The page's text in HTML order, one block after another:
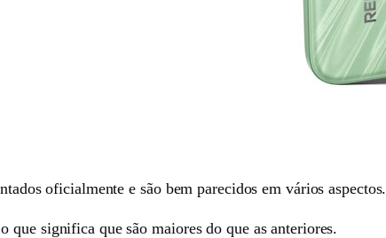
oficialmente e são bem parecidos em vários aspectos.
que significa que são maiores do que as anteriores.